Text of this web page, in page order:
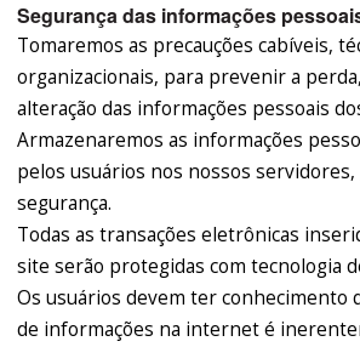
Segurança das informações
Tomaremos as precauções cabíveis,
organizacionais, para prevenir a
alteração das informações pessoais
Armazenaremos as informações
pelos usuários nos nossos
segurança.
Todas as transações eletrônicas
site serão protegidas com tecnologia
Os usuários devem ter conhecimento
de informações na internet é